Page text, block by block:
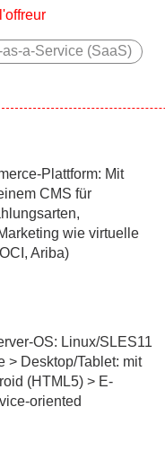
a-Service (SaaS)
Plattform: Mit
CMS für
wie virtuelle
Ariba)
OS: Linux/SLES11
> Desktop/Tablet: mit
(HTML5) > E-
oriented